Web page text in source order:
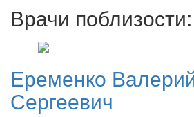
Врачи поблизости:
Еременко
Сергеевич